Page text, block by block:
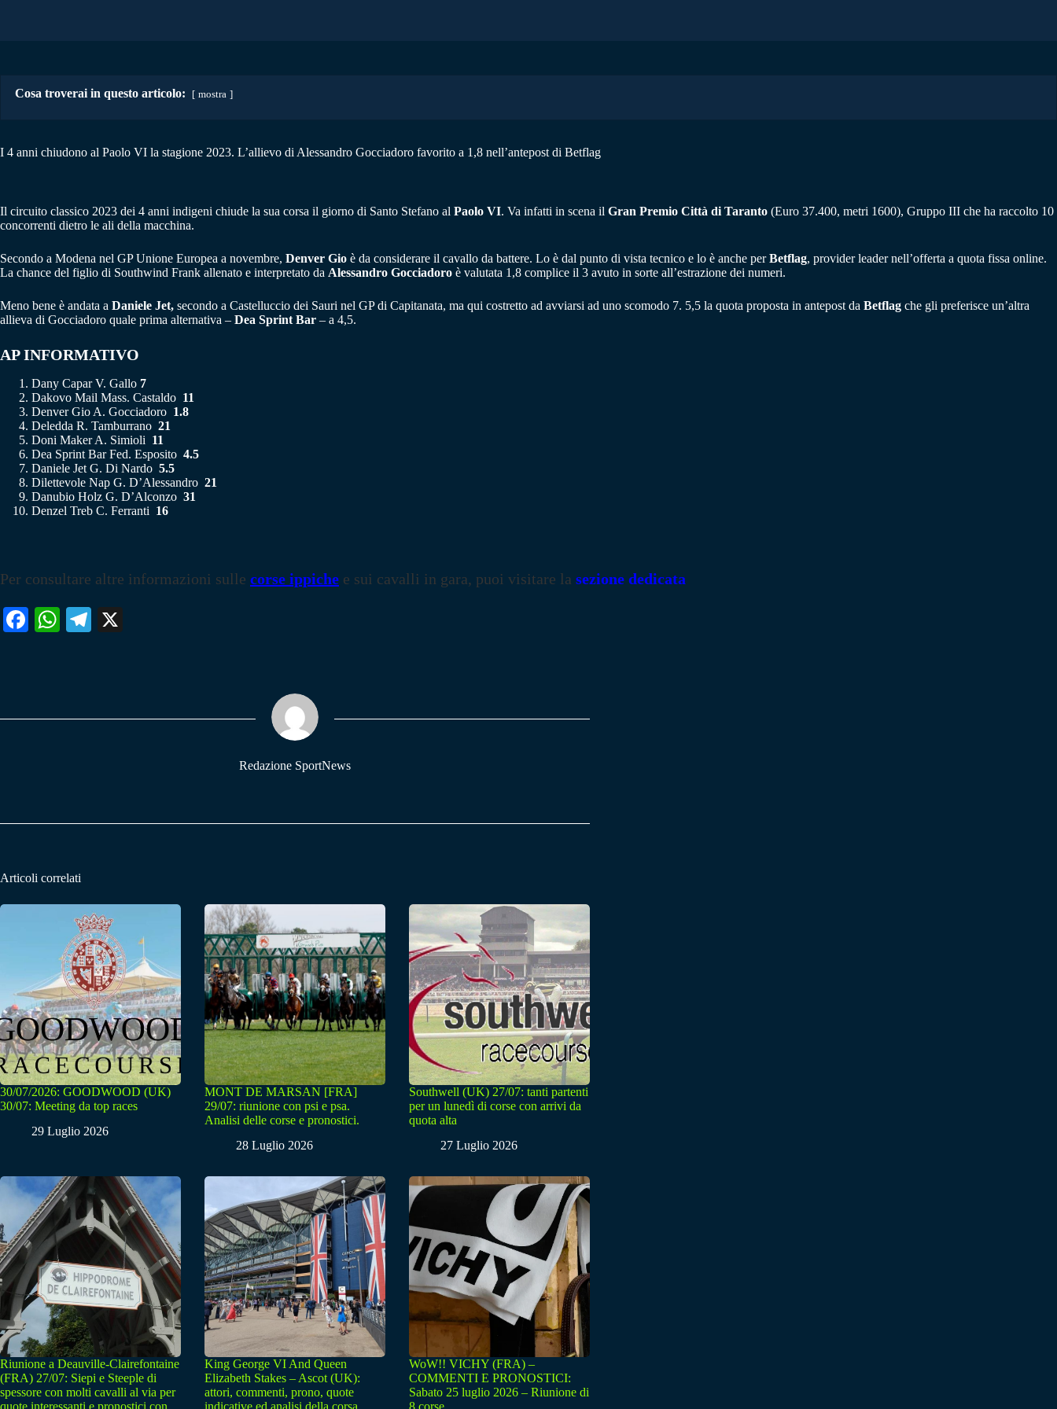
Cosa troverai in questo articolo: mostra
I 4 anni chiudono al Paolo VI la stagione 2023. L’allievo di Alessandro Gocciadoro favorito a 1,8 nell’antepost di Betflag
Il circuito classico 2023 dei 4 anni indigeni chiude la sua corsa il giorno di Santo Stefano al Paolo VI. Va infatti in scena il Gran Premio Città di Taranto (Euro 37.400, metri 1600), Gruppo III che ha raccolto 10
concorrenti dietro le ali della macchina.
Secondo a Modena nel GP Unione Europea a novembre, Denver Gio è da considerare il cavallo da battere. Lo è dal punto di vista tecnico e lo è anche perBetflag, provider leader nell’offerta a quota fissa online.
La chance del figlio di Southwind Frank allenato e interpretato da Alessandro Gocciadoro è valutata 1,8 complice il 3 avuto in sorte all’estrazione dei numeri.
Meno bene è andata a Daniele Jet, secondo a Castelluccio dei Sauri nel GP di Capitanata, ma qui costretto ad avviarsi ad uno scomodo 7. 5,5 la quota proposta in antepost da Betflag che gli preferisce un’altra
allieva di Gocciadoro quale prima alternativa – Dea Sprint Bar – a 4,5.
AP INFORMATIVO
Dany Capar V. Gallo 7
Dakovo Mail Mass. Castaldo 11
Denver Gio A. Gocciadoro 1.8
Deledda R. Tamburrano 21
Doni Maker A. Simioli 11
Dea Sprint Bar Fed. Esposito 4.5
Daniele Jet G. Di Nardo 5.5
Dilettevole Nap G. D’Alessandro 21
Danubio Holz G. D’Alconzo 31
Denzel Treb C. Ferranti 16
Per consultare altre informazioni sulle corse ippiche e sui cavalli in gara, puoi visitare la sezione dedicata
Fa W
pp
Te
m
Redazione SportNews
Articoli correlati
30/07/2026: GOODWOOD (UK)
30/07: Meeting da top races
29 Luglio 2026
MONT DE MARSAN [FRA]
29/07: riunione con psi e psa.
Analisi delle corse e pronostici.
28 Luglio 2026
Southwell (UK) 27/07: tanti partenti
per un lunedì di corse con arrivi da
quota alta
27 Luglio 2026
Riunione a Deauville-Clairefontaine
(FRA) 27/07: Siepi e Steeple di
spessore con molti cavalli al via per
King George VI And Queen
Elizabeth Stakes – Ascot (UK):
attori, commenti, prono, quote
WoW!! VICHY (FRA) –
COMMENTI E PRONOSTICI:
Sabato 25 luglio 2026 – Riunione di